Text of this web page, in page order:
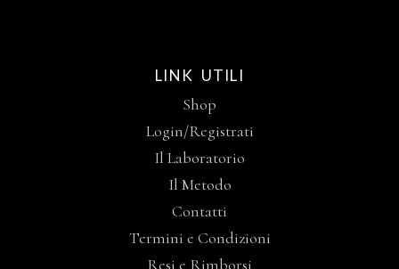
LINK UTILI
Shop
Login/Registrati
Il Laboratorio
Il Metodo
Contatti
Termini e Condizioni
Resi e Rimborsi